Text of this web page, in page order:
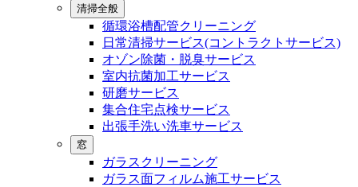
清掃全般
循環浴槽配管クリーニング
⽇常清掃サービス(コントラクトサービス)
オゾン除菌・脱臭サービス
室内抗菌加工サービス
研磨サービス
集合住宅点検サービス
出張⼿洗い洗⾞サービス
窓
ガラスクリーニング
ガラス⾯フィルム施⼯サービス